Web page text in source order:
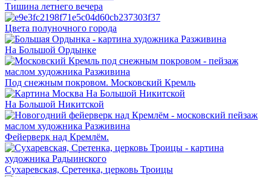
Тишина летнего вечера
Цвета полуночного города
На Большой Ордынке
Под снежным покровом. Московский Кремль
На Большой Никитской
Фейерверк над Кремлём.
Сухаревская, Сретенка, церковь Троицы